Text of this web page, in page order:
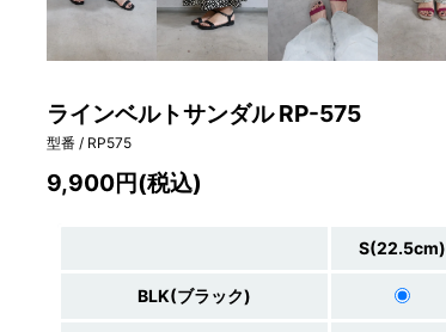
ラインベルトサンダル RP-575
型番 / RP575
9,900円(税込)
S(22.5cm)
BLK(ブラック)